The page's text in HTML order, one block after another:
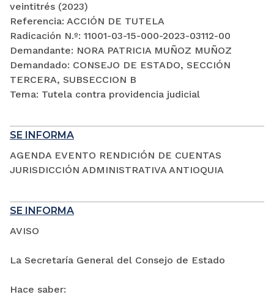
veintitrés (2023)
Referencia: ACCIÓN DE TUTELA
Radicación N.º: 11001-03-15-000-2023-03112-00
Demandante: NORA PATRICIA MUÑOZ MUÑOZ
Demandado: CONSEJO DE ESTADO, SECCIÓN
TERCERA, SUBSECCION B
Tema: Tutela contra providencia judicial
SE INFORMA
AGENDA EVENTO RENDICIÓN DE CUENTAS
JURISDICCIÓN ADMINISTRATIVA ANTIOQUIA
SE INFORMA
AVISO
La Secretaría General del Consejo de Estado
Hace saber: